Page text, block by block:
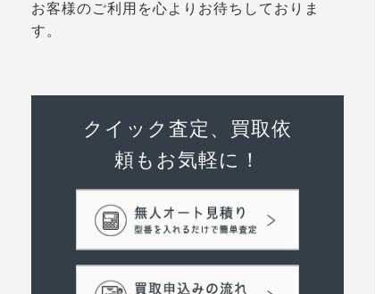
お客様のご利用を心よりお待ちしておりま
す。
クイック査定、買取依
頼もお気軽に！